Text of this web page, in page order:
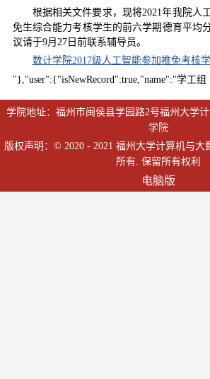
根据相关文件要求，现将2021年我院人
免生综合能力考核学生的前六学期德育平均
议请于9月27日前联系辅导员。
数计学院2017级人工智能参加推免考核
"},"user":{"isNewRecord":true,"name":"学工组
学院地址：福州市闽侯县学园路2号福州大学
学院
版权声明：© 2020 - 2021 福州大学计算机与大
所有. 保留所有权利
电脑版